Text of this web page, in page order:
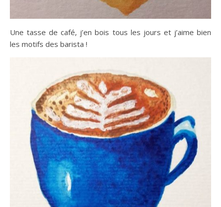
Une tasse de café, j’en bois tous les jours et j’aime bien
les motifs des barista !